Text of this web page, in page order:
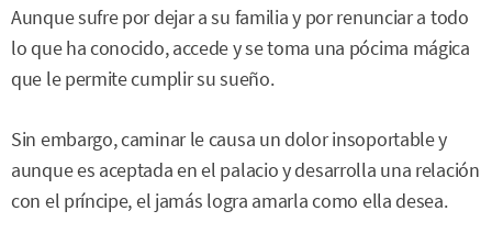
Aunque sufre por dejar a su familia y por renunciar a todo
lo que ha conocido, accede y se toma una pócima mágica
que le permite cumplir su sueño.
Sin embargo, caminar le causa un dolor insoportable y
aunque es aceptada en el palacio y desarrolla una relación
con el príncipe, el jamás logra amarla como ella desea.